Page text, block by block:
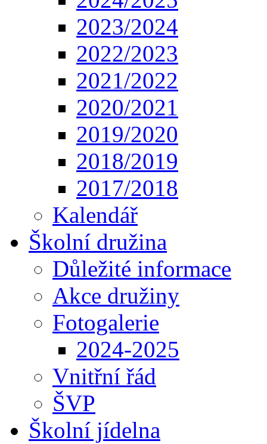
2023/2024
2022/2023
2021/2022
2020/2021
2019/2020
2018/2019
2017/2018
Kalendář
Školní družina
Důležité informace
Akce družiny
Fotogalerie
2024-2025
Vnitřní řád
ŠVP
Školní jídelna